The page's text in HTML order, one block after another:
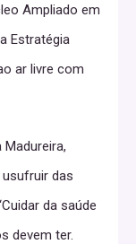
Ampliado em
Estratégia
ar livre com
das
da saúde
devem ter.